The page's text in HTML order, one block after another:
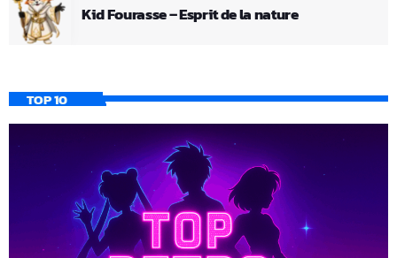
Kid Fourasse – Esprit de la nature
TOP 10